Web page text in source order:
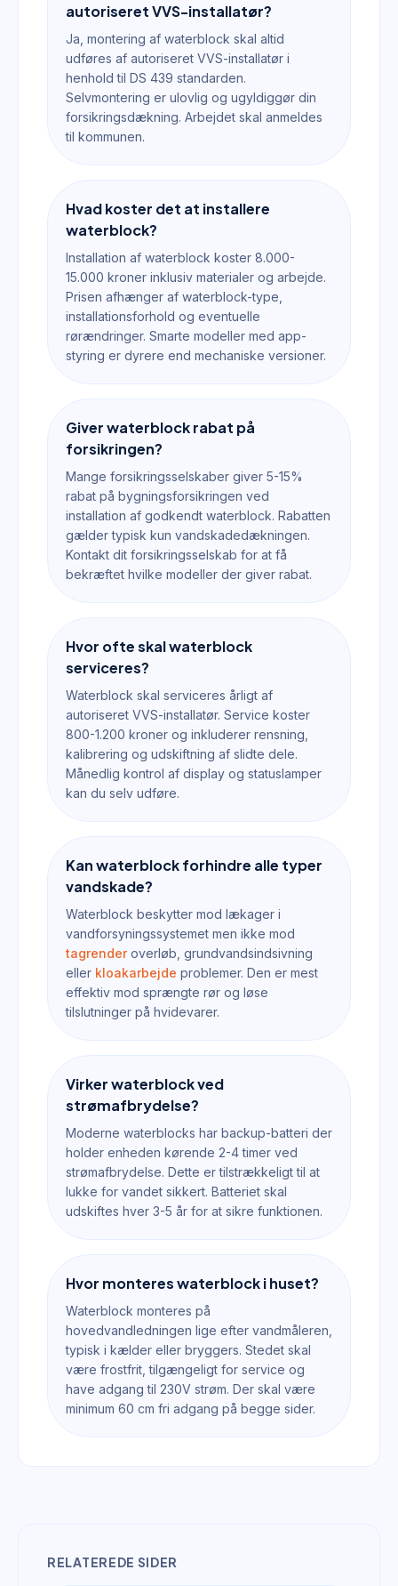
autoriseret VVS-installatør?
Ja, montering af waterblock skal altid
udføres af autoriseret VVS-installatør i
henhold til DS 439 standarden.
Selvmontering er ulovlig og ugyldiggør din
forsikringsdækning. Arbejdet skal anmeldes
til kommunen.
Hvad koster det at installere
waterblock?
Installation af waterblock koster 8.000-
15.000 kroner inklusiv materialer og arbejde.
Prisen afhænger af waterblock-type,
installationsforhold og eventuelle
rørændringer. Smarte modeller med app-
styring er dyrere end mechaniske versioner.
Giver waterblock rabat på
forsikringen?
Mange forsikringsselskaber giver 5-15%
rabat på bygningsforsikringen ved
installation af godkendt waterblock. Rabatten
gælder typisk kun vandskadedækningen.
Kontakt dit forsikringsselskab for at få
bekræftet hvilke modeller der giver rabat.
Hvor ofte skal waterblock
serviceres?
Waterblock skal serviceres årligt af
autoriseret VVS-installatør. Service koster
800-1.200 kroner og inkluderer rensning,
kalibrering og udskiftning af slidte dele.
Månedlig kontrol af display og statuslamper
kan du selv udføre.
Kan waterblock forhindre alle typer
vandskade?
Waterblock beskytter mod lækager i
vandforsyningssystemet men ikke mod
tagrenderoverløb, grundvandsindsivning
eller kloakarbejde problemer. Den er mest
effektiv mod sprængte rør og løse
tilslutninger på hvidevarer.
Virker waterblock ved
strømafbrydelse?
Moderne waterblocks har backup-batteri der
holder enheden kørende 2-4 timer ved
strømafbrydelse. Dette er tilstrækkeligt til at
lukke for vandet sikkert. Batteriet skal
udskiftes hver 3-5 år for at sikre funktionen.
Hvor monteres waterblock i huset?
Waterblock monteres på
hovedvandledningen lige efter vandmåleren,
typisk i kælder eller bryggers. Stedet skal
være frostfrit, tilgængeligt for service og
have adgang til 230V strøm. Der skal være
minimum 60 cm fri adgang på begge sider.
RELATEREDE SIDER